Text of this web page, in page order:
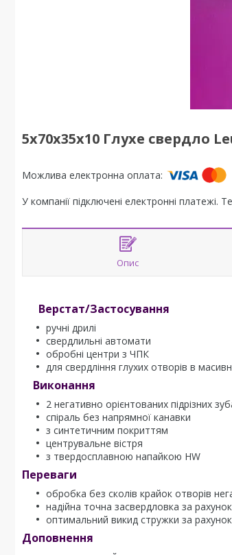
5x70x35x10 Глухе свердло
У компанії підключені електронні
Опис
Верстат/Застосування
ручні дрилі
свердлильні автомати
обробні центри з ЧПК
для свердління глухих отворів в
Виконання
2 негативно орієнтованих підрізних
спіраль без напрямної канавки
з синтетичним покриттям
центрувальне вістря
з твердосплавною напайкою HW
Переваги
обробка без сколів крайок отворів
надійна точна засвердловка за
оптимальний викид стружки за
Доповнення